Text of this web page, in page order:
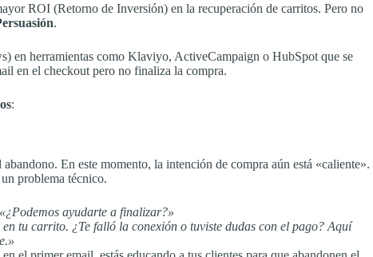
ROI (Retorno de Inversión) en la recuperación de carritos. Pero no
.
en herramientas como Klaviyo, ActiveCampaign o HubSpot que se
en el checkout pero no finaliza la compra.
:
En este momento, la intención de compra aún está «caliente».
problema técnico.
«¿Podemos ayudarte a finalizar?»
tu carrito. ¿Te falló la conexión o tuviste dudas con el pago? Aquí